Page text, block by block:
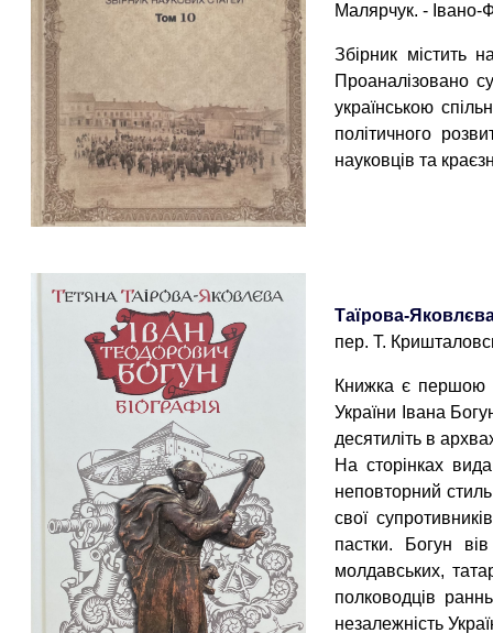
Малярчук. - Івано-
Збірник містить
Проаналізовано
українською
політичного
науковців та
Таїрова-
пер. Т.
Книжка є першою
України Івана
десятиліть в
На сторінках
неповторний
свої
пастки. Богун
молдавських,
полководців
незалежність